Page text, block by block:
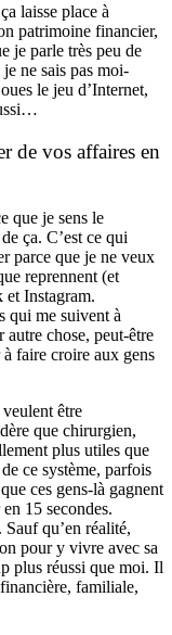
laisse place à
patrimoine financier,
je parle très peu de
ne sais pas moi-
le jeu d’Internet,
de vos affaires en
que je sens le
ça. C’est ce qui
parce que je ne veux
reprennent (et
et Instagram.
qui me suivent à
chose, peut-être
faire croire aux gens
être
que chirurgien,
plus utiles que
ce système, parfois
ces gens-là gagnent
15 secondes.
qu’en réalité,
pour y vivre avec sa
plus réussi que moi. Il
familiale,